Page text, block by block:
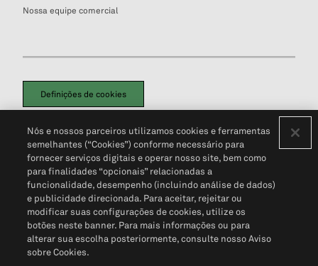
Nossa equipe comercial
Definições de cookies
Política de PrivacidadePortal de privacidade do cliente (em inglês)
Não Venda Minhas Informações Pessoais© 2026 S&P Global
Nós e nossos parceiros utilizamos cookies e ferramentas
semelhantes (“Cookies”) conforme necessário para
fornecer serviços digitais e operar nosso site, bem como
para finalidades “opcionais” relacionadas a
funcionalidade, desempenho (incluindo análise de dados)
e publicidade direcionada. Para aceitar, rejeitar ou
modificar suas configurações de cookies, utilize os
botões neste banner. Para mais informações ou para
alterar sua escolha posteriormente, consulte nosso Aviso
sobre Cookies.